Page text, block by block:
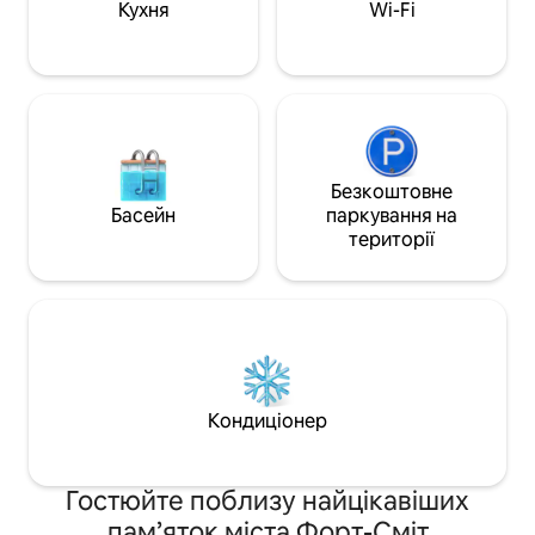
щоб насолодитися доступним Keurig.
їзди!
унікальні твори
відкритому
Кухня Wi-Fi
Басейн
Безкоштовне
паркування на
території
Кондиціонер
Гостюйте поблизу найцікавіших